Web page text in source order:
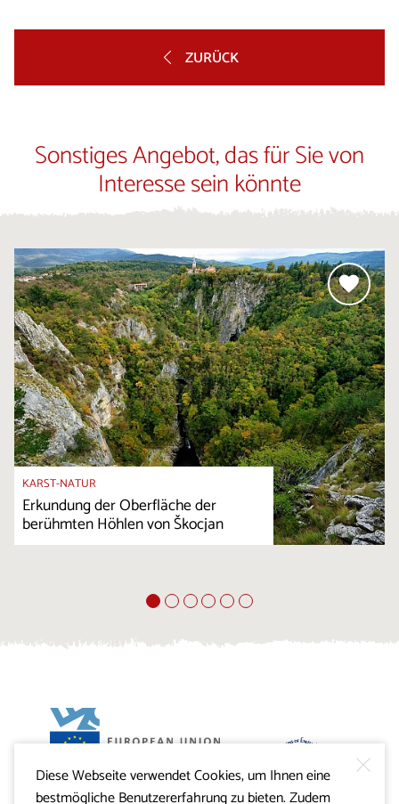
ZURÜCK
Sonstiges Angebot, das für Sie von
Interesse sein könnte
KARST-NATUR
Erkundung der Oberfläche der
berühmten Höhlen von Škocjan
Projekt Visitkras. Die Investition wird von der Republik
Slowenien und von der Europäischen Union aus dem
Diese Webseite verwendet Cookies, um Ihnen eine
bestmögliche Benutzererfahrung zu bieten. Zudem